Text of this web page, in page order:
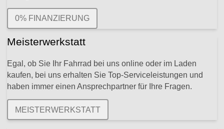
0% FINANZIERUNG
Meisterwerkstatt
Egal, ob Sie Ihr Fahrrad bei uns online oder im Laden
kaufen, bei uns erhalten Sie Top-Serviceleistungen und
haben immer einen Ansprechpartner für Ihre Fragen.
MEISTERWERKSTATT